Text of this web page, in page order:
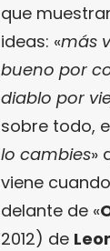
que
ideas: «más
bueno por
diablo por
sobre todo,
lo cambies»
viene
delante de «
2012) de